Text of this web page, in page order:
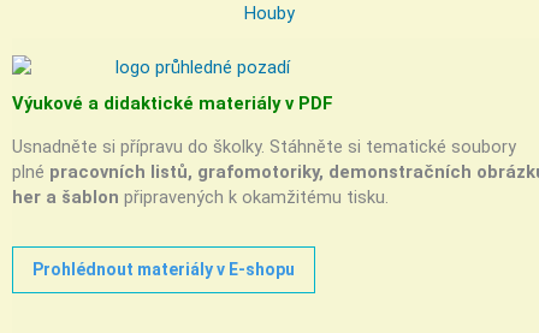
Houby
Výukové a didaktické materiály v PDF
Usnadněte si přípravu do školky. Stáhněte si tematické soubory
plné pracovních listů, grafomotoriky, demonstračních
her a šablon připravených k okamžitému tisku.
Prohlédnout materiály v E-shopu